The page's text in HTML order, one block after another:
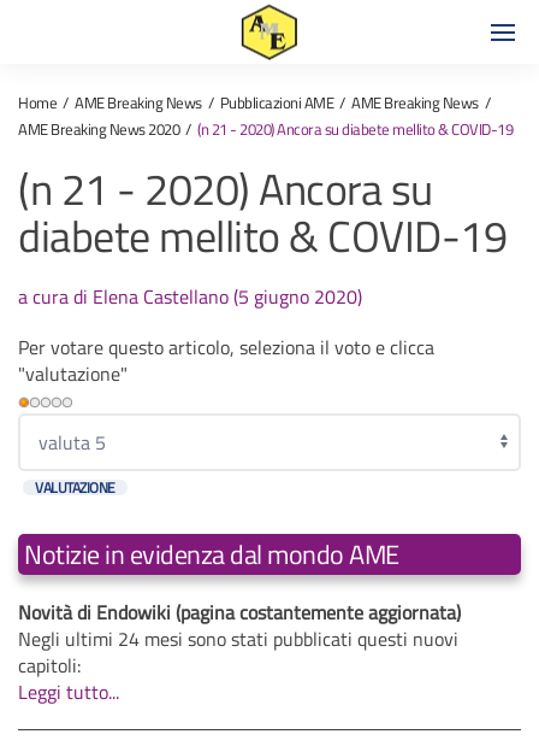
Home AME Breaking News Pubblicazioni AME
AME Breaking News
AME Breaking News 2020
(n 21 - 2020) Ancora su diabete mellito & COVID-19
(n 21 - 2020) Ancora su
diabete mellito & COVID-19
a cura di Elena Castellano (5 giugno 2020)
Per votare questo articolo, seleziona il voto e clicca
"valutazione"
Valutazione
Notizie in evidenza dal mondo AME
Novità di Endowiki (pagina costantemente aggiornata)
Negli ultimi 24 mesi sono stati pubblicati questi nuovi
capitoli:
Leggi tutto...